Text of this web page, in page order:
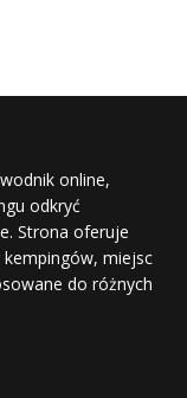
online,
odkryć
Strona oferuje
miejsc
do różnych